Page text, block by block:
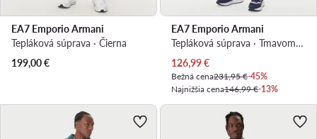
EA7 Emporio Armani
Tepláková súprava · Čierna
199,00€
EA7 Emporio Armani
Tepláková súprava · Tmavomodrá
Aktuálna cena
126,99€
Bežná cena231,95 €-45%
Najnižšia cena146,99 €-13%